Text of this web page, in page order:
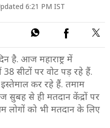
6:21 PM IST
है. आज महाराष्ट्र में
सीटों पर वोट पड़ रहे हैं.
कर रहे हैं. तमाम
सुबह से ही मतदान केंद्रों पर
को भी मतदान के लिए